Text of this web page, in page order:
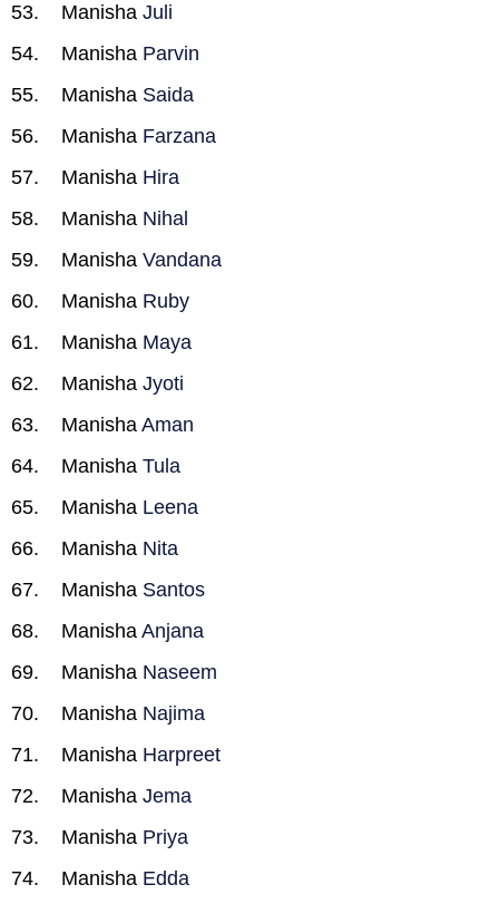
Manisha Juli
Manisha Parvin
Manisha Saida
Manisha Farzana
Manisha Hira
Manisha Nihal
Manisha Vandana
Manisha Ruby
Manisha Maya
Manisha Jyoti
Manisha Aman
Manisha Tula
Manisha Leena
Manisha Nita
Manisha Santos
Manisha Anjana
Manisha Naseem
Manisha Najima
Manisha Harpreet
Manisha Jema
Manisha Priya
Manisha Edda